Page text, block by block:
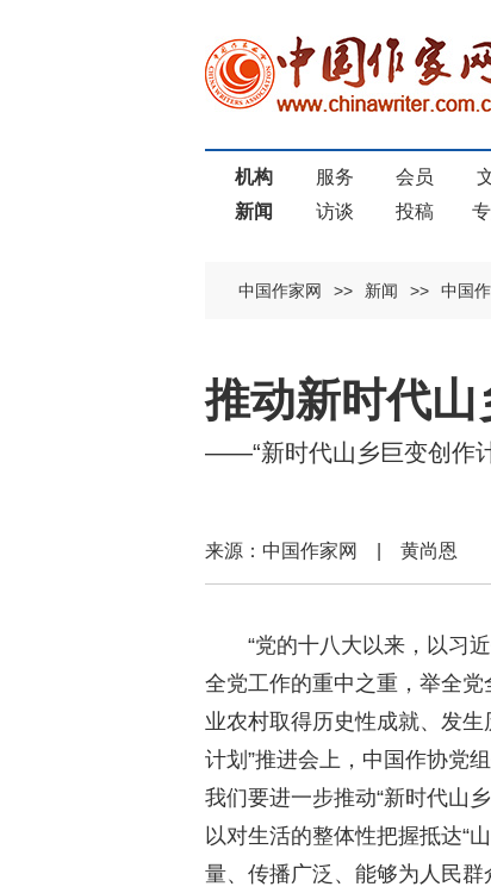
机构 服务 会员
新闻
访谈 投稿
中国作家网 >> 新闻 >> 中国
推动新时代
——“新时代山乡巨变创作
来源：中国作家网 | 黄尚恩
“党的十八大以来，以习
全党工作的重中之重，举全
业农村取得历史性成就、发
计划”推进会上，中国作协党
我们要进一步推动“新时代山
以对生活的整体性把握抵达“
量、传播广泛、能够为人民群